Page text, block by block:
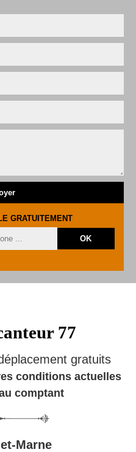
GRATUITEMENT
77
gratuits
conditions actuelles
comptant
Marne